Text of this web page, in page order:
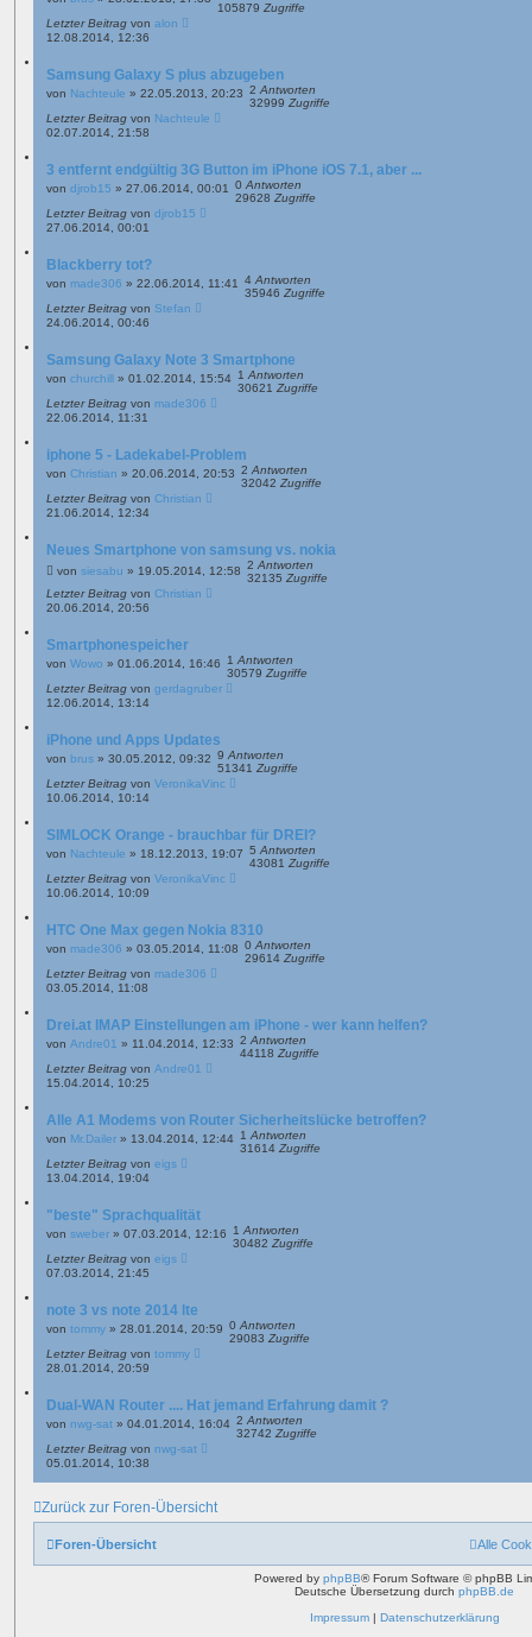
105879 Zugriffe
Letzter Beitrag von alon
12.08.2014, 12:36
Samsung Galaxy S plus abzugeben
von Nachteule » 22.05.2013, 20:23 2 Antworten
32999 Zugriffe
Letzter Beitrag von Nachteule
02.07.2014, 21:58
3 entfernt endgültig 3G Button im iPhone iOS 7.1, aber ...
von djrob15 » 27.06.2014, 00:01 0 Antworten
29628 Zugriffe
Letzter Beitrag von djrob15
27.06.2014, 00:01
Blackberry tot?
von made306 » 22.06.2014, 11:41 4 Antworten
35946 Zugriffe
Letzter Beitrag von Stefan
24.06.2014, 00:46
Samsung Galaxy Note 3 Smartphone
von churchill » 01.02.2014, 15:54 1 Antworten
30621 Zugriffe
Letzter Beitrag von made306
22.06.2014, 11:31
iphone 5 - Ladekabel-Problem
von Christian » 20.06.2014, 20:53 2 Antworten
32042 Zugriffe
Letzter Beitrag von Christian
21.06.2014, 12:34
Neues Smartphone von samsung vs. nokia
von siesabu » 19.05.2014, 12:58 2 Antworten
32135 Zugriffe
Letzter Beitrag von Christian
20.06.2014, 20:56
Smartphonespeicher
von Wowo » 01.06.2014, 16:46 1 Antworten
30579 Zugriffe
Letzter Beitrag von gerdagruber
12.06.2014, 13:14
iPhone und Apps Updates
von brus » 30.05.2012, 09:32 9 Antworten
51341 Zugriffe
Letzter Beitrag von VeronikaVinc
10.06.2014, 10:14
SIMLOCK Orange - brauchbar für DREI?
von Nachteule » 18.12.2013, 19:07 5 Antworten
43081 Zugriffe
Letzter Beitrag von VeronikaVinc
10.06.2014, 10:09
HTC One Max gegen Nokia 8310
von made306 » 03.05.2014, 11:08 0 Antworten
29614 Zugriffe
Letzter Beitrag von made306
03.05.2014, 11:08
Drei.at IMAP Einstellungen am iPhone - wer kann helfen?
von Andre01 » 11.04.2014, 12:33 2 Antworten
44118 Zugriffe
Letzter Beitrag von Andre01
15.04.2014, 10:25
Alle A1 Modems von Router Sicherheitslücke betroffen?
von Mr.Dailer » 13.04.2014, 12:44 1 Antworten
31614 Zugriffe
Letzter Beitrag von eigs
13.04.2014, 19:04
"beste" Sprachqualität
von sweber » 07.03.2014, 12:16 1 Antworten
30482 Zugriffe
Letzter Beitrag von eigs
07.03.2014, 21:45
note 3 vs note 2014 lte
von tommy » 28.01.2014, 20:59 0 Antworten
29083 Zugriffe
Letzter Beitrag von tommy
28.01.2014, 20:59
Dual-WAN Router .... Hat jemand Erfahrung damit ?
von nwg-sat » 04.01.2014, 16:04 2 Antworten
32742 Zugriffe
Letzter Beitrag von nwg-sat
05.01.2014, 10:38
Zurück zur Foren-Übersicht
Foren-Übersicht Alle
Powered by phpBB® Forum Software © phpBB
Deutsche Übersetzung durch phpBB.de
Impressum| Datenschutzerklärung